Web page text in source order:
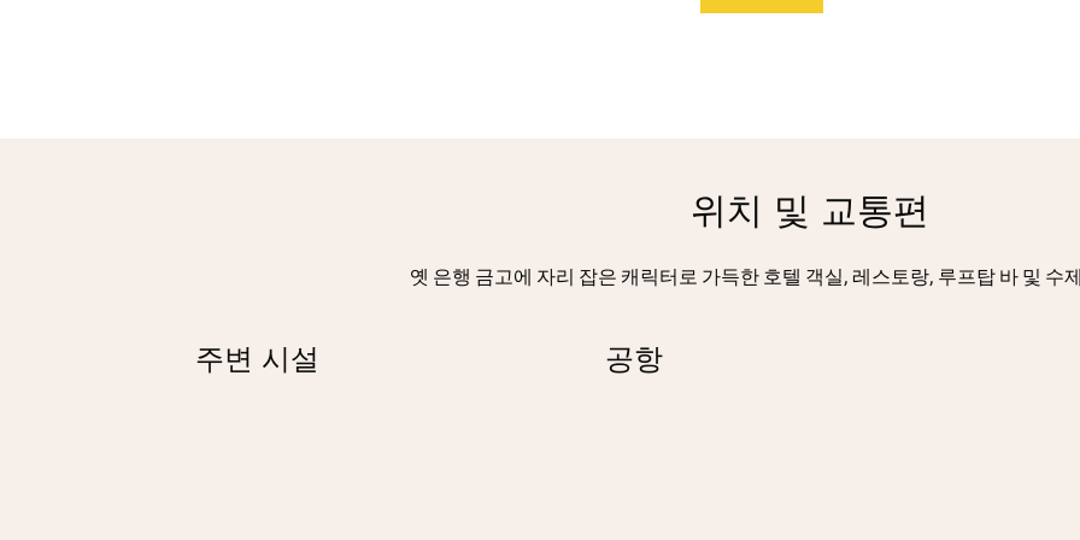
위치 및 교통편
옛 은행 금고에 자리 잡은 캐릭터로 가득한 호텔 객실, 레스토랑, 루프탑 바 및 수
주변 시설 공항